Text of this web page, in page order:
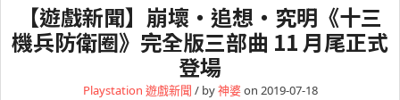
【遊戲新聞】崩壞・追想・究明《十三
機兵防衛圈》完全版三部曲 11 月尾正式
登場
Playstation 遊戲新聞 / by神婆on 2019-07-18